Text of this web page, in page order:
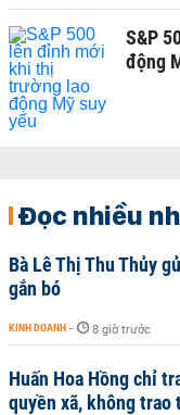
S&P
động
Đọc nhiều
Bà Lê Thị Thu Thủy
gắn bó
KINH DOANH - 8 giờ trước
Huấn Hoa Hồng chỉ
quyền xã, không trao